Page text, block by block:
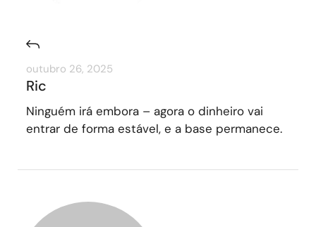
outubro 26, 2025
Ric
Ninguém irá embora – agora o dinheiro vai
entrar de forma estável, e a base permanece.